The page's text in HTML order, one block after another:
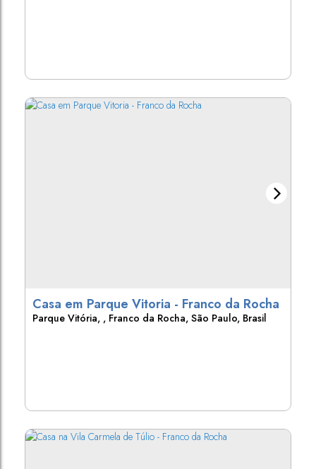
Casa em Parque Vitoria - Franco da Rocha
Parque Vitória , Franco da Rocha, São Paulo, Brasil